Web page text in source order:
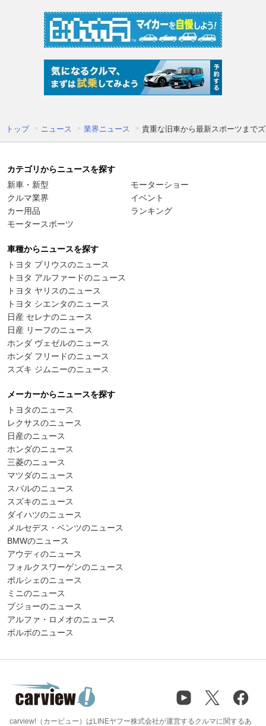
トップ ニュース 業界ニュース 貴重な旧車から最新スポーツまで
カテゴリからニュースを探す
新車・新型
クルマ業界
カー用品
モータースポーツ
モーターショー
イベント
ランキング
車種からニュースを探す
トヨタ プリウスのニュース
トヨタ アルファードのニュース
トヨタ ヤリスのニュース
トヨタ シエンタのニュース
日産 セレナのニュース
日産 リーフのニュース
ホンダ ヴェゼルのニュース
ホンダ フリードのニュース
スズキ ジムニーのニュース
メーカーからニュースを探す
トヨタのニュース
レクサスのニュース
日産のニュース
ホンダのニュース
三菱のニュース
マツダのニュース
スバルのニュース
スズキのニュース
ダイハツのニュース
メルセデス・ベンツのニュース
BMWのニュース
アウディのニュース
フォルクスワーゲンのニュース
ポルシェのニュース
ミニのニュース
プジョーのニュース
アルファ・ロメオのニュース
ボルボのニュース
carview!（カービュー）はLINEヤフー株式会社が運営するクルマに関するあ